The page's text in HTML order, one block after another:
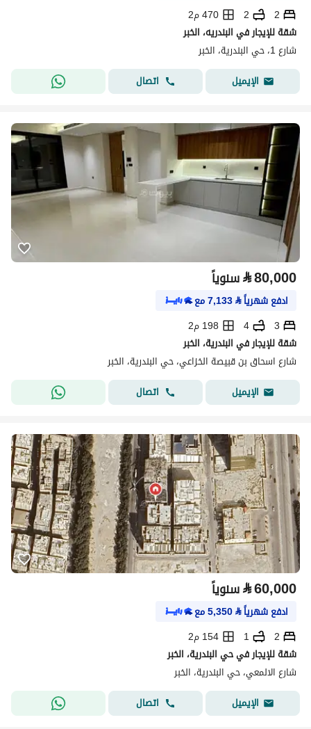
2
2
470 م2
شقة للإيجار في البندريه، الخبر
شارع 1، حي البندرية، الخبر
الإيميل
اتصال
⃁80,000 سنوياً
ادفع شهرياً⃁
7,133مع
3
4
198 م2
شقة للإيجار في البندرية، الخبر
شارع اسحاق بن قبيصة الخزاعي، حي البندرية، الخبر
الإيميل
اتصال
⃁60,000 سنوياً
ادفع شهرياً⃁
5,350مع
2
1
154 م2
شقة للإيجار في حي البندرية، الخبر
شارع الالمعي، حي البندرية، الخبر
الإيميل
اتصال